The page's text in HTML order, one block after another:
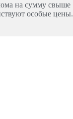
на сумму свыше
особые цены.